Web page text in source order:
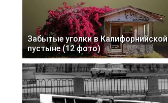
Забытые уголки в Калифорнийской
пустыне (12 фото)